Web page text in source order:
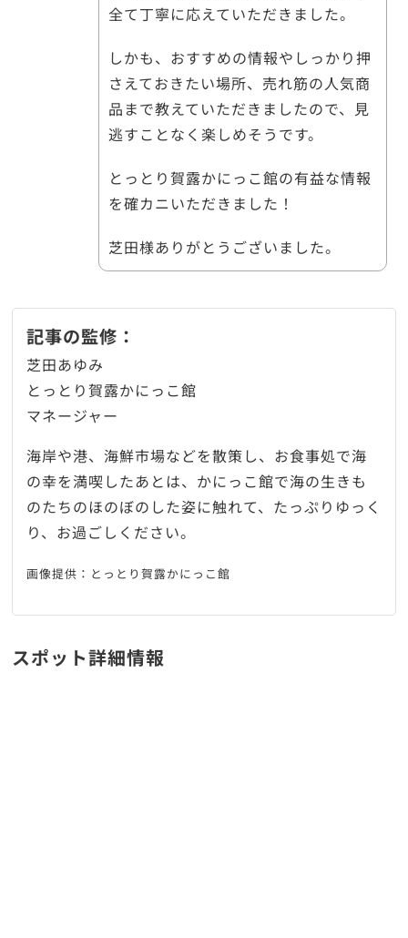
全て丁寧に応えていただきました。
しかも、おすすめの情報やしっかり押
さえておきたい場所、売れ筋の人気商
品まで教えていただきましたので、見
逃すことなく楽しめそうです。
とっとり賀露かにっこ館の有益な情報
を確カニいただきました！
芝田様ありがとうございました。
記事の監修：
芝田あゆみ
とっとり賀露かにっこ館
マネージャー
海岸や港、海鮮市場などを散策し、お食事処で海
の幸を満喫したあとは、かにっこ館で海の生きも
のたちのほのぼのした姿に触れて、たっぷりゆっく
り、お過ごしください。
画像提供：とっとり賀露かにっこ館
スポット詳細情報